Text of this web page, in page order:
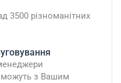
3500 різноманітних
з Вашим